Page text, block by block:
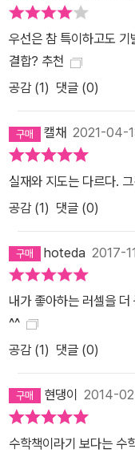
우선은 참 특이하고도 기
결합? 추천
공감 (1) 댓글 (0)
캘채 2021-04-
실재와 지도는 다르다.
공감 (1) 댓글 (0)
hoteda 2017-
내가 좋아하는 러셀을
^^
공감 (1) 댓글 (0)
현댕이 2014-
수학책이라기 보다는 수